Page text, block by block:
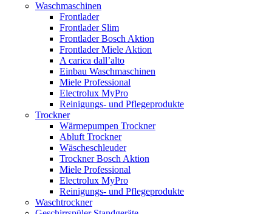
Waschmaschinen
Frontlader
Frontlader Slim
Frontlader Bosch Aktion
Frontlader Miele Aktion
A carica dall’alto
Einbau Waschmaschinen
Miele Professional
Electrolux MyPro
Reinigungs- und Pflegeprodukte
Trockner
Wärmepumpen Trockner
Abluft Trockner
Wäscheschleuder
Trockner Bosch Aktion
Miele Professional
Electrolux MyPro
Reinigungs- und Pflegeprodukte
Waschtrockner